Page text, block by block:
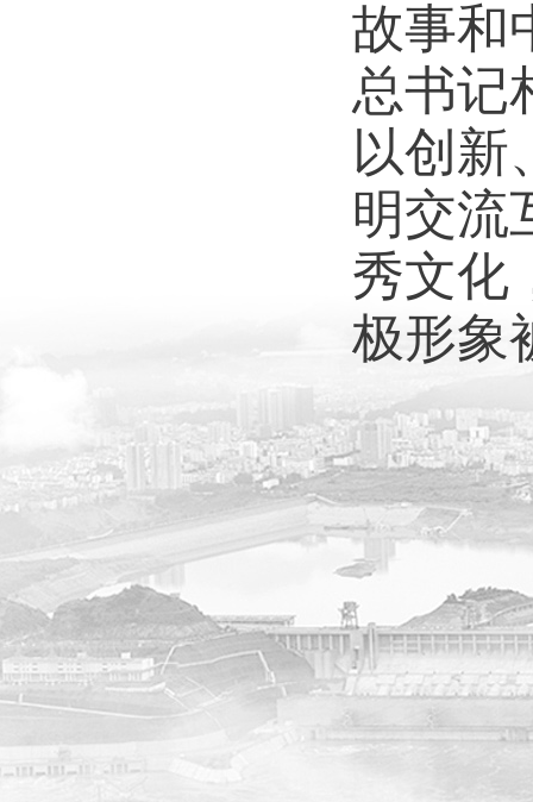
故事和
总书记
以创新
明交流
秀文化
极形象